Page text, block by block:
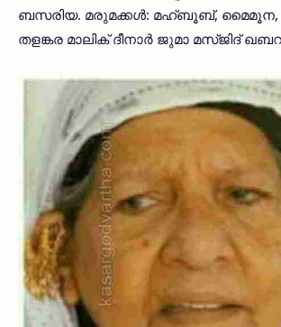
ബസരിയ. മരുമക്കള്‍: മഹ്ബൂബ്, മൈമൂന,
തളങ്കര മാലിക് ദീനാര്‍ ജുമാ മസ്ജിദ്